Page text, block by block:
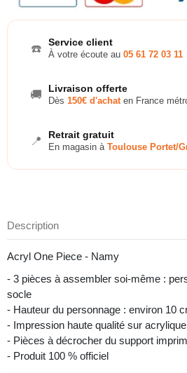
☎️ Service client
À votre écoute au 05 61 72 03 11
🚚 Livraison offerte
Dès 150€ d'achaten France
📍 Retrait gratuit
En magasin à Toulouse Portet/
Description
Acryl One Piece - Namy
- 3 pièces à assembler soi-même :
socle
- Hauteur du personnage : environ 10
- Impression haute qualité sur acrylique
- Pièces à décrocher du support
- Produit 100 % officiel